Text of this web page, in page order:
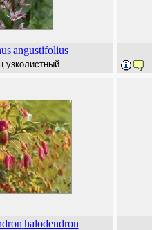
angustifolius
узколистный
halodendron